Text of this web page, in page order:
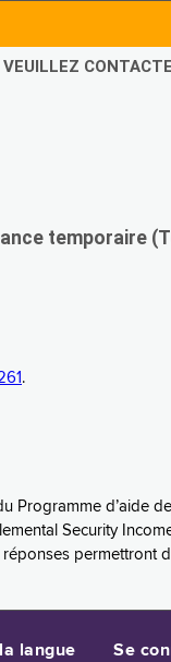
VEUILLEZ
temporaire
.
Programme d’aide
Security
permettront
langue Se